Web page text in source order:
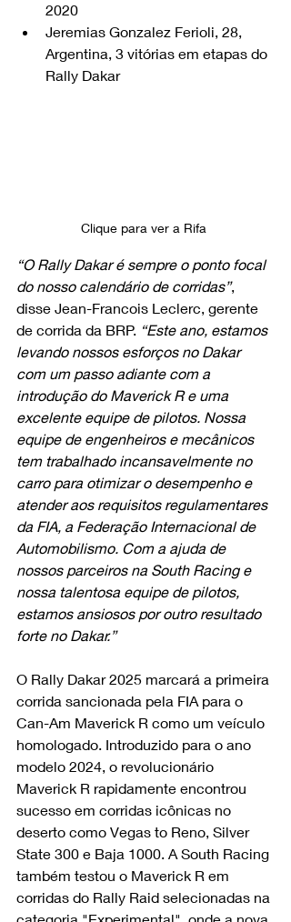
2020
Jeremias Gonzalez Ferioli, 28,
Argentina, 3 vitórias em etapas do
Rally Dakar
Clique para ver a Rifa
“O Rally Dakar é sempre o ponto focal
do nosso calendário de corridas”,
disse Jean-Francois Leclerc, gerente
de corrida da BRP. “Este ano, estamos
levando nossos esforços no Dakar
com um passo adiante com a
introdução do Maverick R e uma
excelente equipe de pilotos. Nossa
equipe de engenheiros e mecânicos
tem trabalhado incansavelmente no
carro para otimizar o desempenho e
atender aos requisitos regulamentares
da FIA, a Federação Internacional de
Automobilismo. Com a ajuda de
nossos parceiros na South Racing e
nossa talentosa equipe de pilotos,
estamos ansiosos por outro resultado
forte no Dakar.”
O Rally Dakar 2025 marcará a primeira
corrida sancionada pela FIA para o
Can-Am Maverick R como um veículo
homologado. Introduzido para o ano
modelo 2024, o revolucionário
Maverick R rapidamente encontrou
sucesso em corridas icônicas no
deserto como Vegas to Reno, Silver
State 300 e Baja 1000. A South Racing
também testou o Maverick R em
corridas do Rally Raid selecionadas na